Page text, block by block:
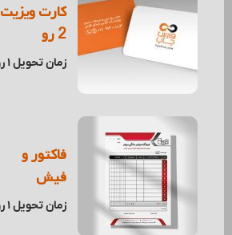
کارت ویزیت
2 رو
زمان تحویل 1 روز کاری
فاکتور و
فیش
زمان تحویل 1 روز کاری